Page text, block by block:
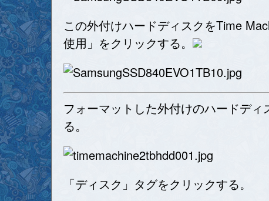
この外付けハードディスクをTime
使用」をクリックする。
フォーマットした外付けのハードデ
る。
「ディスク」タグをクリックする。